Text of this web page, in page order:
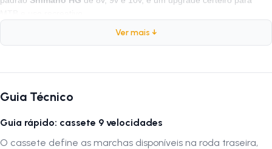
Marca:Sunrace
Modelo:SR M983
Quantidade de Dentes: 11-50D (11-13-15-18-22-28-34-42-50)
Velocidades: 9 Velocidades
Ver mais ↓
Guia Técnico
Guia rápido: cassete 9 velocidades
O cassete define as marchas disponíveis na roda traseira,